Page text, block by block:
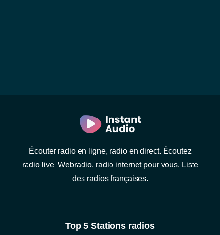
Écouter radio en ligne, radio en direct. Écoutez
radio live. Webradio, radio internet pour vous. Liste
des radios françaises.
Top 5 Stations radios